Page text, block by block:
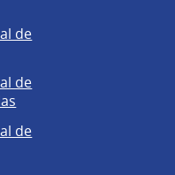
de
de
de